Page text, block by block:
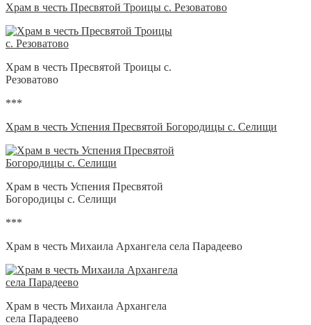
Храм в честь Пресвятой Троицы с. Резоватово
Храм в честь Пресвятой Троицы с.
Резоватово
***
Храм в честь Успения Пресвятой Богородицы с. Селищи
Храм в честь Успения Пресвятой
Богородицы с. Селищи
***
Храм в честь Михаила Архангела села Парадеево
Храм в честь Михаила Архангела
села Парадеево